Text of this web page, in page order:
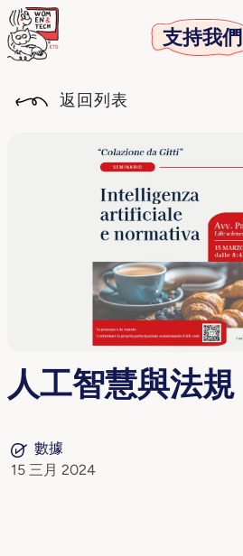
支持我們
返回列表
人工智慧與法規
數據
15 三月 2024